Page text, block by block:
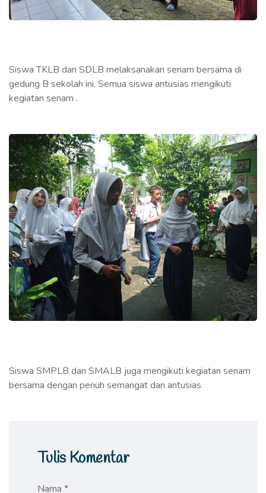
Siswa TKLB dan SDLB melaksanakan senam bersama di
gedung B sekolah ini. Semua siswa antusias mengikuti
kegiatan senam .
Siswa SMPLB dan SMALB juga mengikuti kegiatan senam
bersama dengan penuh semangat dan antusias
Tulis Komentar
Nama *